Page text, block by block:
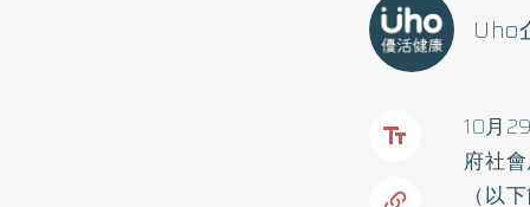
Uho
10月
府社
（以